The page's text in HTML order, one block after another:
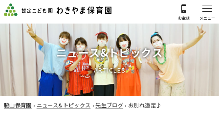
ニュース&トピックス
ARTICLES
脇山保育園 › ニュース&トピックス ›先生ブログ › お別れ遠足♪